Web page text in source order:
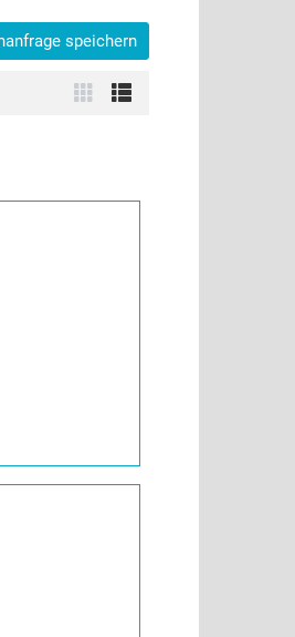
öffnen. Mit Pfeil rechts klappen
speichern